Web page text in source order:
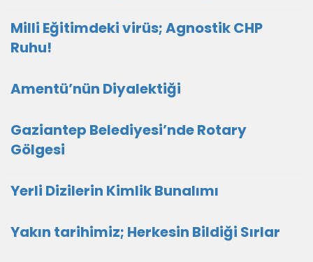
Milli Eğitimdeki virüs; Agnostik CHP
Ruhu!
Amentü’nün Diyalektiği
Gaziantep Belediyesi’nde Rotary
Gölgesi
Yerli Dizilerin Kimlik Bunalımı
Yakın tarihimiz; Herkesin Bildiği Sırlar